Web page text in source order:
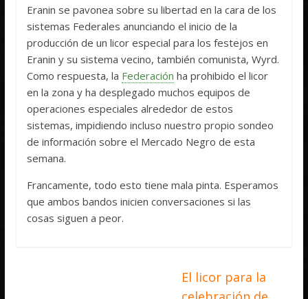
Eranin se pavonea sobre su libertad en la cara de los
sistemas Federales anunciando el inicio de la
producción de un licor especial para los festejos en
Eranin y su sistema vecino, también comunista, Wyrd.
Como respuesta, la Federación ha prohibido el licor
en la zona y ha desplegado muchos equipos de
operaciones especiales alrededor de estos
sistemas, impidiendo incluso nuestro propio sondeo
de información sobre el Mercado Negro de esta
semana.
Francamente, todo esto tiene mala pinta. Esperamos
que ambos bandos inicien conversaciones si las
cosas siguen a peor.
El licor para la